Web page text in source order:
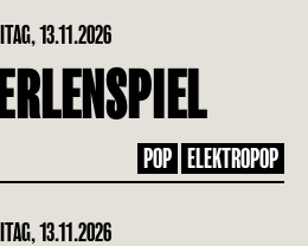
13.11.2026
POP ELEKTROPOP
13.11.2026